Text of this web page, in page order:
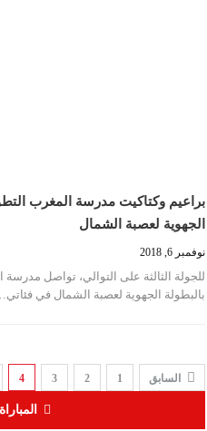
براعيم وكتاكيت مدرسة المغرب
الجهوية لعصبة الشمال
نوفمبر 6, 2018
للجولة الثالثة على التوالي، تواصل مدرسة
بالبطولة الجهوية لعصبة الشمال في
السابق 1
2
3
4